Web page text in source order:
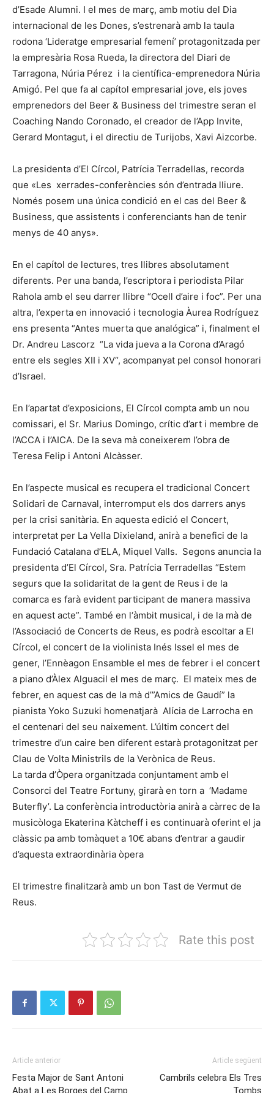
d’Esade Alumni. I el mes de març, amb motiu del Dia
internacional de les Dones, s’estrenarà amb la taula
rodona ‘Lideratge empresarial femení’ protagonitzada per
la empresària Rosa Rueda, la directora del Diari de
Tarragona, Núria Pérez i la científica-emprenedora Núria
Amigó. Pel que fa al capítol empresarial jove, els joves
emprenedors del Beer & Business del trimestre seran el
Coaching Nando Coronado, el creador de l’App Invite,
Gerard Montagut, i el directiu de Turijobs, Xavi Aizcorbe.
La presidenta d’El Círcol, Patrícia Terradellas, recorda
que «Les xerrades-conferències són d’entrada lliure.
Només posem una única condició en el cas del Beer &
Business, que assistents i conferenciants han de tenir
menys de 40 anys».
En el capítol de lectures, tres llibres absolutament
diferents. Per una banda, l’escriptora i periodista Pilar
Rahola amb el seu darrer llibre “Ocell d’aire i foc”. Per una
altra, l’experta en innovació i tecnologia Àurea Rodríguez
ens presenta “Antes muerta que analógica” i, finalment el
Dr. Andreu Lascorz “La vida jueva a la Corona d’Aragó
entre els segles XII i XV“, acompanyat pel consol honorari
d’Israel.
En l’apartat d’exposicions, El Círcol compta amb un nou
comissari, el Sr. Marius Domingo, crític d’art i membre de
l’ACCA i l’AICA. De la seva mà coneixerem l’obra de
Teresa Felip i Antoni Alcàsser.
En l’aspecte musical es recupera el tradicional Concert
Solidari de Carnaval, interromput els dos darrers anys
per la crisi sanitària. En aquesta edició el Concert,
interpretat per La Vella Dixieland, anirà a benefici de la
Fundació Catalana d’ELA, Miquel Valls. Segons anuncia la
presidenta d’El Círcol, Sra. Patrícia Terradellas “Estem
segurs que la solidaritat de la gent de Reus i de la
comarca es farà evident participant de manera massiva
en aquest acte”. També en l‘àmbit musical, i de la mà de
l’Associació de Concerts de Reus, es podrà escoltar a El
Círcol, el concert de la violinista Inés Issel el mes de
gener, l’Ennèagon Ensamble el mes de febrer i el concert
a piano d’Àlex Alguacil el mes de març. El mateix mes de
febrer, en aquest cas de la mà d’”Amics de Gaudí” la
pianista Yoko Suzuki homenatjarà Alícia de Larrocha en
el centenari del seu naixement. L’últim concert del
trimestre d’un caire ben diferent estarà protagonitzat per
Clau de Volta Ministrils de la Verònica de Reus.
La tarda d’Òpera organitzada conjuntament amb el
Consorci del Teatre Fortuny, girarà en torn a ‘Madame
Buterfly’. La conferència introductòria anirà a càrrec de la
musicòloga Ekaterina Kàtcheff i es continuarà oferint el ja
clàssic pa amb tomàquet a 10€ abans d’entrar a gaudir
d’aquesta extraordinària òpera
El trimestre finalitzarà amb un bon Tast de Vermut de
Reus.
Rate this post
Article anterior
Festa Major de Sant Antoni
Abat a Les Borges del Camp
Article següent
Cambrils celebra Els Tres
Tombs